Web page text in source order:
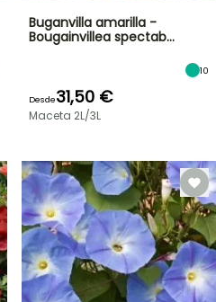
Buganvilla amarilla -
Bougainvillea spectab…
10
Desde31,50 €
Maceta 2L/3L